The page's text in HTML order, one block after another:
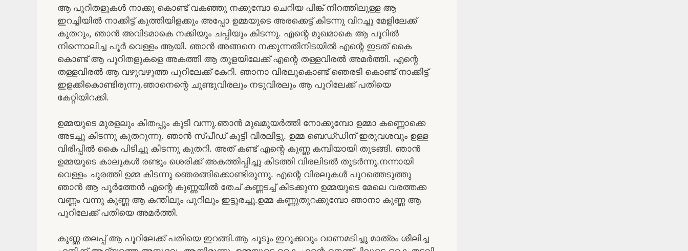
ആ പൂറിതളുകൾ നാക്കു കൊണ്ട് വകഞ്ഞു നക്കുമ്പോ ചെറിയ പിങ്ക് നിറത്തിലുള്ള ആ
ഇറച്ചിയിൽ നാക്കിട്ട് കുത്തിയിളക്കും അപ്പോ ഉമ്മയുടെ അരക്കെട്ട് കിടന്നു വിറച്ചു മേളിലേക്ക്
കുതറും, ഞാൻ അവിടമാകെ നക്കിയും ചപ്പിയും കിടന്നു. എന്റെ മുഖമാകെ ആ പൂറിൽ
നിന്നൊലിച്ച പൂർ വെള്ളം ആയി. ഞാൻ അങ്ങനെ നക്കുന്നതിനിടയിൽ എന്റെ ഇടത് കൈ
കൊണ്ട് ആ പൂറിതളുകളെ അകത്തി ആ തുളയിലേക്ക് എന്റെ തള്ളവിരൽ അമർത്തി. എന്റെ
തള്ളവിരൽ ആ വഴുവഴുത്ത പൂറിലേക്ക് കേറി. ഞാനാ വിരലുകൊണ്ട് ഞെരടി കൊണ്ട് നാക്കിട്ട്
ഇളക്കികൊണ്ടിരുന്നു.ഞാനെന്റെ ചൂണ്ടുവിരലും നടുവിരലും ആ പൂറിലേക്ക് പതിയെ
കേറ്റിയിറക്കി.
ഉമ്മയുടെ മുരളലും കിതപ്പും കൂടി വന്നു.ഞാൻ മുഖമുയർത്തി നോക്കുമ്പോ ഉമ്മാ കണ്ണൊക്കെ
അടച്ചു കിടന്നു കുതറുന്നു. ഞാൻ സ്പീഡ് കൂട്ടി വിരലിട്ടു. ഉമ്മ ബെഡ്‌ഡിന് ഇരുവശവും ഉള്ള
വിരിപ്പിൽ കൈ പിടിച്ചു കിടന്നു കുതറി. അത് കണ്ട് എന്റെ കുണ്ണ കമ്പിയായി തുടങ്ങി. ഞാൻ
ഉമ്മയുടെ കാലുകൾ രണ്ടും ശെരിക്ക് അകത്തിപ്പിച്ചു കിടത്തി വിരലിടൽ തുടർന്നു.നന്നായി
വെള്ളം ചുരത്തി ഉമ്മ കിടന്നു ഞെരങ്ങിക്കൊണ്ടിരുന്നു. എന്റെ വിരലുകൾ പുറത്തെടുത്തു
ഞാൻ ആ പൂർത്തേൻ എന്റെ കുണ്ണയിൽ തേച് കണ്ണടച്ച് കിടക്കുന്ന ഉമ്മയുടെ മേലെ വരത്തക്ക
വണ്ണം വന്നു കുണ്ണ ആ കന്തിലും പൂറിലും ഇട്ടുരച്ചു.ഉമ്മ കണ്ണുതുറക്കുമ്പോ ഞാനാ കുണ്ണ ആ
പൂറിലേക്ക് പതിയെ അമർത്തി.
കുണ്ണ തലപ്പ് ആ പൂറിലേക്ക് പതിയെ ഇറങ്ങി.ആ ചൂടും ഇറുക്കവും വാണമടിച്ചു മാത്രം ശീലിച്ച